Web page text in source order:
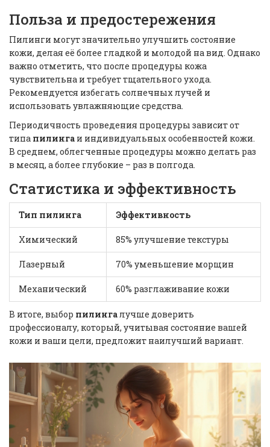
Польза и предостережения
Пилинги могут значительно улучшить состояние
кожи, делая её более гладкой и молодой на вид. Однако
важно отметить, что после процедуры кожа
чувствительна и требует тщательного ухода.
Рекомендуется избегать солнечных лучей и
использовать увлажняющие средства.
Периодичность проведения процедуры зависит от
типа пилинга и индивидуальных особенностей кожи.
В среднем, облегченные процедуры можно делать раз
в месяц, а более глубокие – раз в полгода.
Статистика и эффективность
Тип пилинга Эффективность
Химический 85% улучшение текстуры
Лазерный 70% уменьшение морщин
Механический 60% разглаживание кожи
В итоге, выбор пилингалучше доверить
профессионалу, который, учитывая состояние вашей
кожи и ваши цели, предложит наилучший вариант.